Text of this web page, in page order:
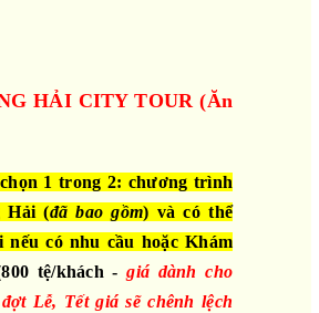
HẢI CITY TOUR (Ăn
1 trong 2: chương trình
Hải (đã bao gồm) và có thể
nếu có nhu cầu hoặc Khám
tệ/khách -giá dành cho
Lễ, Tết giá sẽ chênh lệch